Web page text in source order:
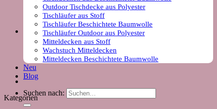
Outdoor Tischdecke aus Polyester
Tischläufer aus Stoff
Tischläufer Beschichtete Baumwolle
Tischläufer Outdoor aus Polyester
Mitteldecken aus Stoff
Wachstuch Mitteldecken
Mitteldecken Beschichtete Baumwolle
Neu
Blog
Suchen nach:
Kategorien